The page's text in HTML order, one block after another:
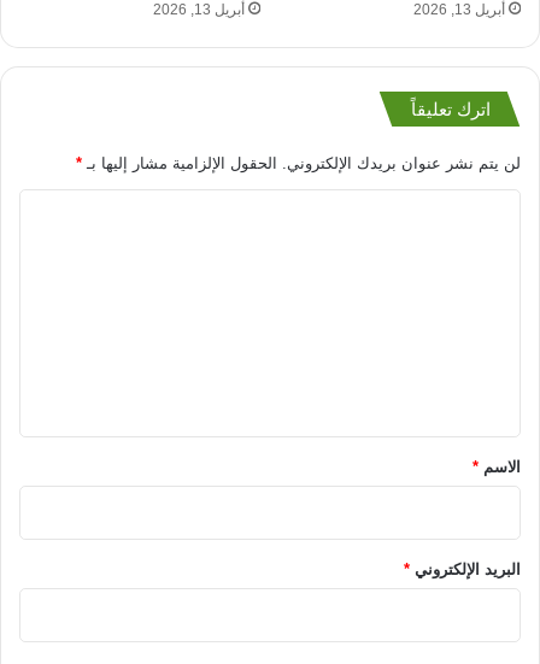
أبريل 13, 2026 أبريل 13, 2026
اترك تعليقاً
لن يتم نشر عنوان بريدك الإلكتروني. الحقول الإلزامية مشار إليها بـ *
*الاسم *
البريد الإلكتروني *